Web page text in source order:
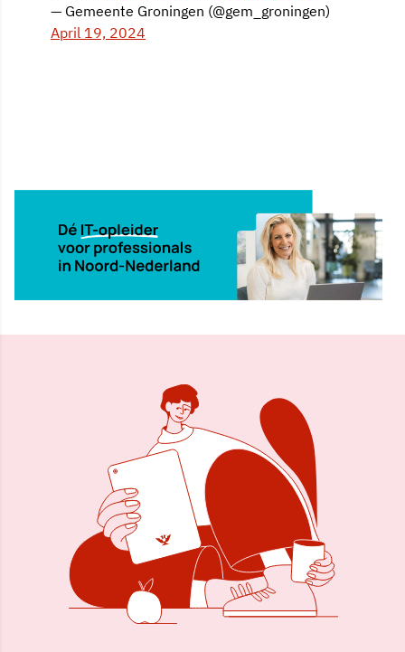
— Gemeente Groningen (@gem_groningen)
April 19, 2024
20 apr 2024, 11:19